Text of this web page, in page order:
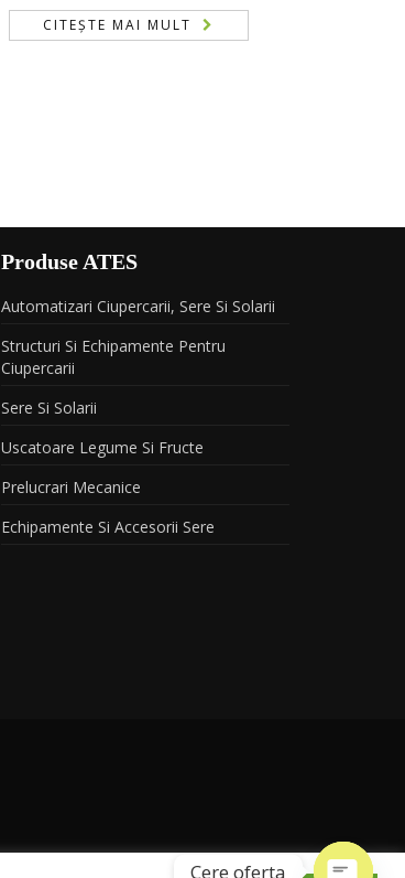
CITEȘTE MAI MULT
Produse ATES
Automatizari Ciupercarii, Sere Si Solarii
Structuri Si Echipamente Pentru
Ciupercarii
Sere Si Solarii
Uscatoare Legume Si Fructe
Prelucrari Mecanice
Echipamente Si Accesorii Sere
Cere oferta